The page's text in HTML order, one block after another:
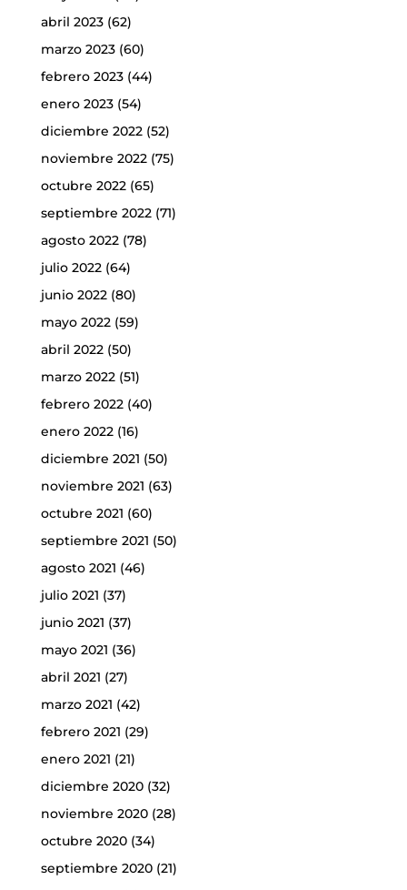
abril 2023(62)
marzo 2023(60)
febrero 2023(44)
enero 2023(54)
diciembre 2022(52)
noviembre 2022(75)
octubre 2022(65)
septiembre 2022(71)
agosto 2022(78)
julio 2022(64)
junio 2022(80)
mayo 2022(59)
abril 2022(50)
marzo 2022(51)
febrero 2022(40)
enero 2022(16)
diciembre 2021 (50)
noviembre 2021 (63)
octubre 2021 (60)
septiembre 2021 (50)
agosto 2021 (46)
julio 2021 (37)
junio 2021 (37)
mayo 2021 (36)
abril 2021 (27)
marzo 2021 (42)
febrero 2021 (29)
enero 2021 (21)
diciembre 2020(32)
noviembre 2020(28)
octubre 2020(34)
septiembre 2020(21)